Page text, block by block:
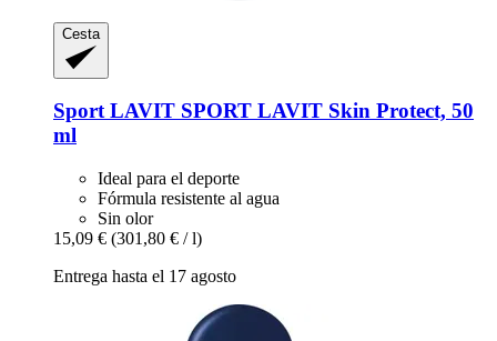
Cesta
Sport LAVIT SPORT LAVIT Skin Protect, 50
ml
Ideal para el deporte
Fórmula resistente al agua
Sin olor
15,09 € (301,80 € / l)
Entrega hasta el 17 agosto